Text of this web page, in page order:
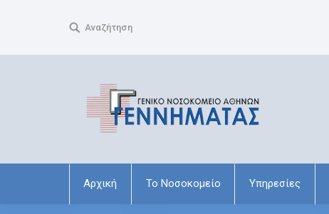
Search:Αναζήτηση
Αρχική Το Νοσοκομείο Υπηρεσίες